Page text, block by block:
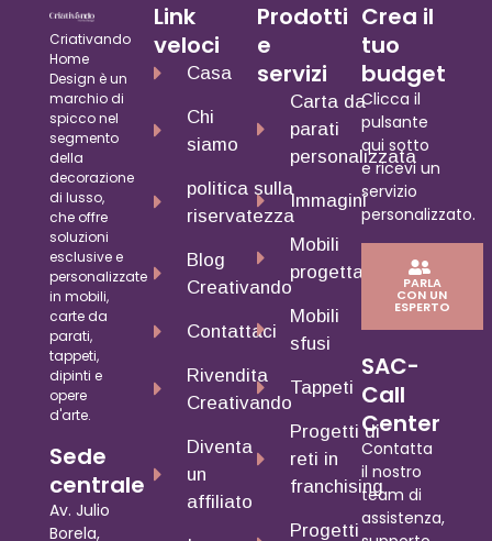
Criativando
Home
Design è un
marchio di
spicco nel
segmento
della
decorazione
di lusso,
che offre
soluzioni
esclusive e
personalizzate
in mobili,
carte da
parati,
tappeti,
dipinti e
opere
d'arte.
Sede
centrale
Av. Julio
Borela,
Link
veloci
Casa
Chi
siamo
politica sulla
riservatezza
Blog
Creativando
Contattaci
Rivendita
Creativando
Diventa
un
affiliato
Prodotti
e
servizi
Carta da
parati
personalizzata
Immagini
Mobili
progettati
Mobili
sfusi
Tappeti
Progetti di
reti in
franchising
Progetti
Crea il
tuo
budget
Clicca il
pulsante
qui sotto
e ricevi un
servizio
personalizzato.
PARLA
CON UN
ESPERTO
SAC-
Call
Center
Contatta
il nostro
team di
assistenza,